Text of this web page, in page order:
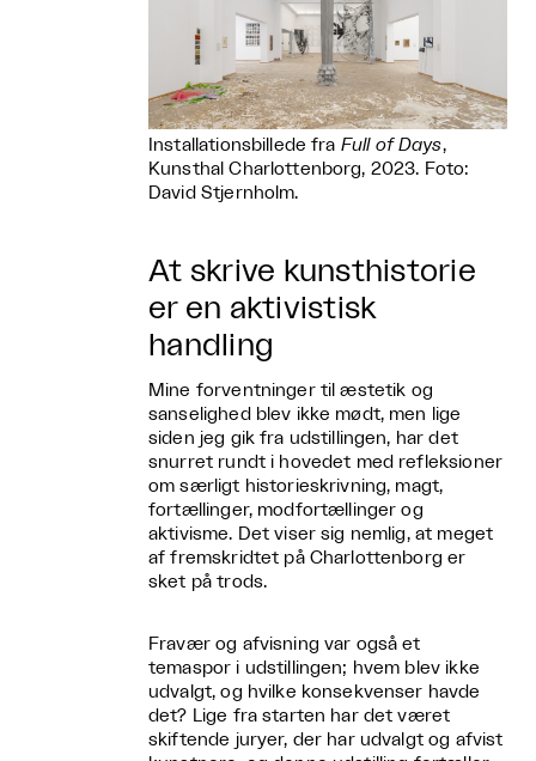
Installationsbillede fra Full of Days,
Kunsthal Charlottenborg, 2023. Foto:
David Stjernholm.
At skrive kunsthistorie
er en aktivistisk
handling
Mine forventninger til æstetik og
sanselighed blev ikke mødt, men lige
siden jeg gik fra udstillingen, har det
snurret rundt i hovedet med refleksioner
om særligt historieskrivning, magt,
fortællinger, modfortællinger og
aktivisme. Det viser sig nemlig, at meget
af fremskridtet på Charlottenborg er
sket på trods.
Fravær og afvisning var også et
temaspor i udstillingen; hvem blev ikke
udvalgt, og hvilke konsekvenser havde
det? Lige fra starten har det været
skiftende juryer, der har udvalgt og afvist